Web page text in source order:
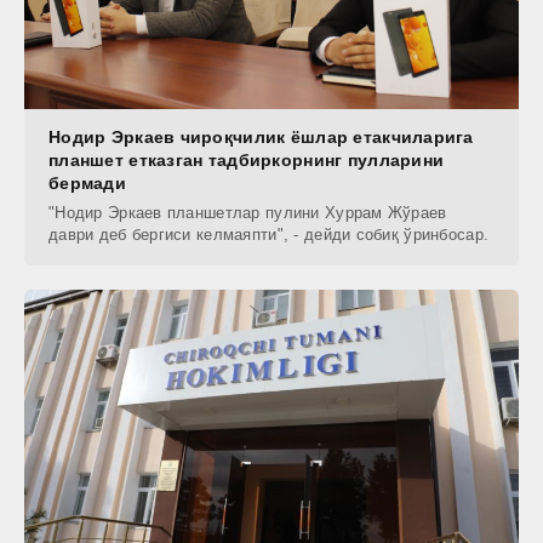
Нодир Эркаев чироқчилик ёшлар етакчиларига
планшет етказган тадбиркорнинг пулларини
бермади
"Нодир Эркаев планшетлар пулини Хуррам Жўраев
даври деб бергиси келмаяпти", - дейди собиқ ўринбосар.